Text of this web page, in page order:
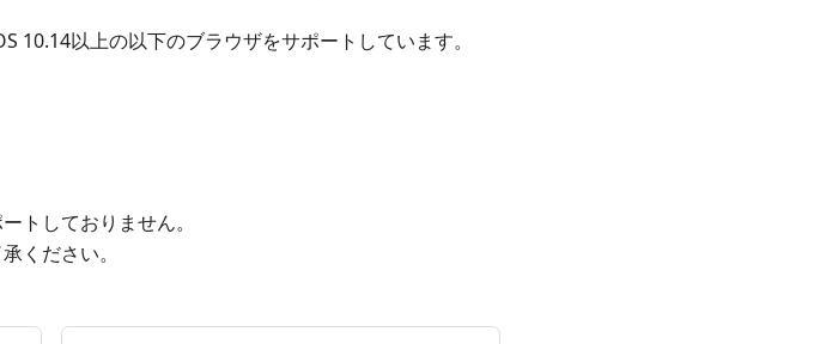
以上の以下のブラウザをサポートしています。
トしておりません。
ください。